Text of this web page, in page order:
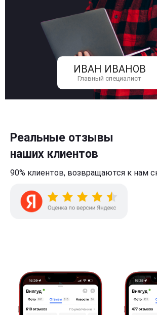
ИВАН ИВАНОВ
Главный специалист
Реальные отзывы
наших клиентов
90% клиентов, возвращаются к нам